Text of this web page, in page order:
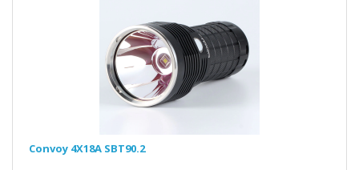
Convoy 4X18A SBT90.2